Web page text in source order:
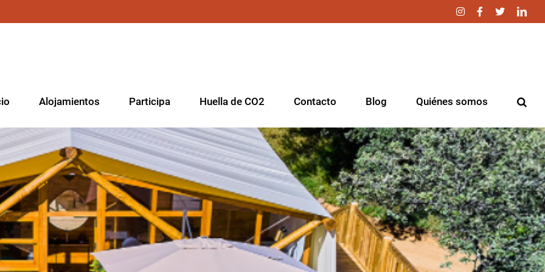
InstagramFacebook
Twitter
Alojamientos Participa Huella de CO2 Contacto Blog Quiénes somos